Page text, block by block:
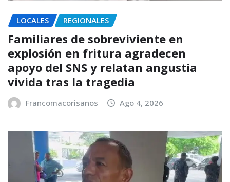
LOCALES REGIONALES
Familiares de sobreviviente en
explosión en fritura agradecen
apoyo del SNS y relatan angustia
vivida tras la tragedia
Francomacorisanos Ago 4, 2026